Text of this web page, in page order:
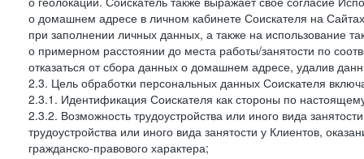
о домашнем адресе в личном кабинете Соискателя на
при заполнении личных данных, а также на использование
о примерном расстоянии до места работы/занятости по
отказаться от сбора данных о домашнем адресе, удалив
2.3. Цель обработки персональных данных Соискателя
2.3.1. Идентификация Соискателя как стороны по
2.3.2. Возможность трудоустройства или иного вида
трудоустройства или иного вида занятости у Клиентов,
гражданско-правового характера;